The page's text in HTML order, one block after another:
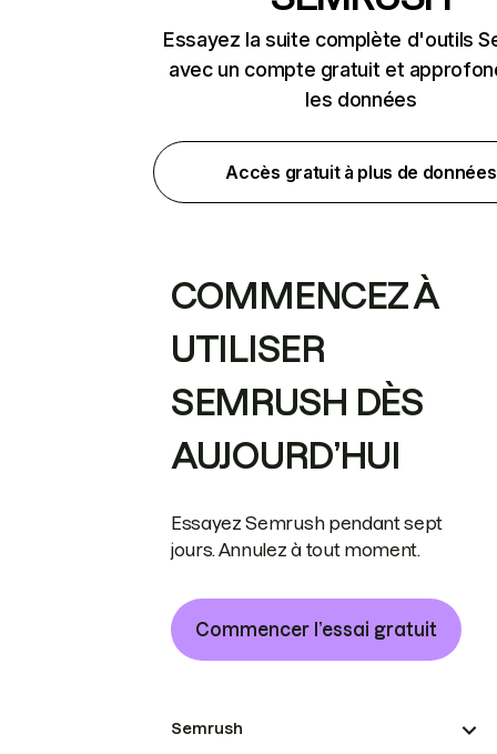
Essayez la suite complète d'outils
avec un compte gratuit et
les données
Accès gratuit à plus de données
COMMENCEZ À
UTILISER
SEMRUSH DÈS
AUJOURD’HUI
Essayez Semrush pendant sept
jours. Annulez à tout moment.
Commencer l’essai gratuit
Semrush